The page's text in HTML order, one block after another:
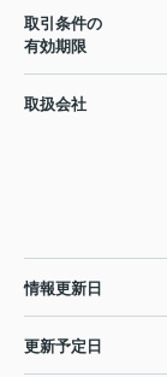
取引条件の
有効期限
取扱会社
情報更新日
更新予定日